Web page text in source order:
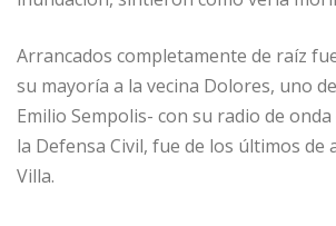
Arrancados completamente de raíz
su mayoría a la vecina Dolores, uno
Emilio Sempolis- con su radio de
la Defensa Civil, fue de los últimos de
Villa.